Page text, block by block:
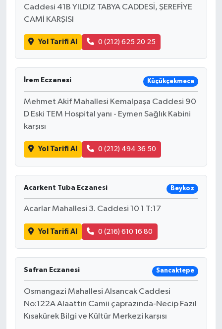
Caddesi 41B YILDIZ TABYA CADDESİ, ŞEREFİYE
CAMİ KARŞISI
Yol Tarifi Al 0 (212) 625 20 25
İrem Eczanesi Küçükçekmece
Mehmet Akif Mahallesi Kemalpaşa Caddesi 90
D Eski TEM Hospital yanı - Eymen Sağlık Kabini
karşısı
Yol Tarifi Al 0 (212) 494 36 50
Acarkent Tuba Eczanesi Beykoz
Acarlar Mahallesi 3. Caddesi 10 1 T:17
Yol Tarifi Al 0 (216) 610 16 80
Safran Eczanesi Sancaktepe
Osmangazi Mahallesi Alsancak Caddesi
No:122A Alaattin Camii çaprazında-Necip Fazıl
Kısakürek Bilgi ve Kültür Merkezi karşısı